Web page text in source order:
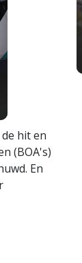
hit en
(BOA's)
En